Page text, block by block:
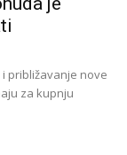
približavanje nove
za kupnju